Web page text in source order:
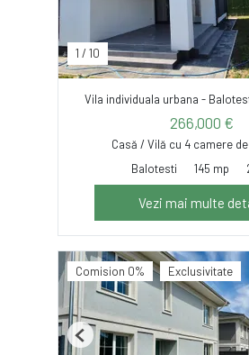
1 / 10
Vila individuala urbana -
266,000 €
Casă / Vilă cu 4 camere
Balotesti
145 mp
Vezi mai multe
Comision 0% Exclusivitate
Previous